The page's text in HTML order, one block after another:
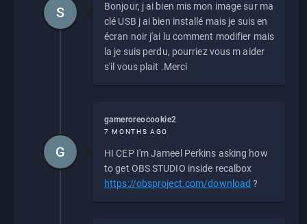
Bonjour, j ai bien mis mon image sur ma
clé USB j ai bien installé mais je suis en
écran noir j'ai lu comment modifier mais
la je suis perdu, pourriez vous m aider
s'il vous plait .Merci
S
gameroreocookie2
7 MONTHS AGO
HI CEP I'm Jameel Perkins asking how
to get OBS STUDIO inside recalbox
https://obsproject.com/download ?
G